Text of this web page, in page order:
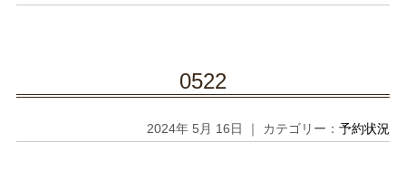
0522
2024年 5月 16日 ｜ カテゴリー：予約状況